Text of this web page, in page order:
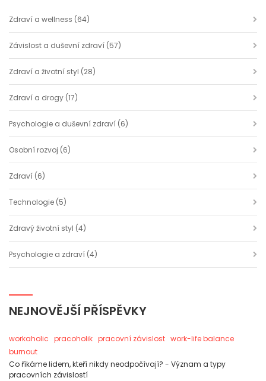
Zdraví a wellness (64)
Závislost a duševní zdraví (57)
Zdraví a životní styl (28)
Zdraví a drogy (17)
Psychologie a duševní zdraví (6)
Osobní rozvoj (6)
Zdraví (6)
Technologie (5)
Zdravý životní styl (4)
Psychologie a zdraví (4)
NEJNOVĚJŠÍ PŘÍSPĚVKY
workaholic pracoholik pracovní závislost work-life balance
burnout
Co říkáme lidem, kteří nikdy neodpočívají? - Význam a typy
pracovních závislostí